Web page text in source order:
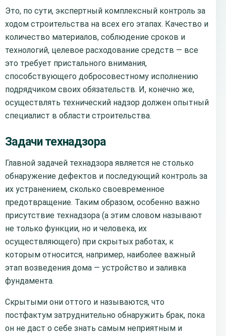
Это, по сути, экспертный комплексный контроль за
ходом строительства на всех его этапах. Качество и
количество материалов, соблюдение сроков и
технологий, целевое расходование средств — все
это требует пристального внимания,
способствующего добросовестному исполнению
подрядчиком своих обязательств. И, конечно же,
осуществлять технический надзор должен опытный
специалист в области строительства.
Задачи технадзора
Главной задачей технадзора является не столько
обнаружение дефектов и последующий контроль за
их устранением, сколько своевременное
предотвращение. Таким образом, особенно важно
присутствие технадзора (а этим словом называют
не только функции, но и человека, их
осуществляющего) при скрытых работах, к
которым относится, например, наиболее важный
этап возведения дома — устройство и заливка
фундамента.
Скрытыми они оттого и называются, что
постфактум затруднительно обнаружить брак, пока
он не даст о себе знать самым неприятным и